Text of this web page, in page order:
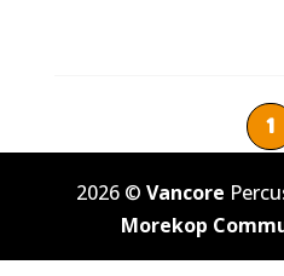
1
2026 © Vancore
Morekop